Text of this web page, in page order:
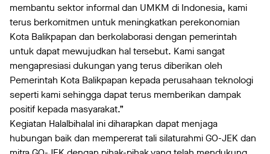
membantu sektor informal dan UMKM di Indonesia, kami
terus berkomitmen untuk meningkatkan perekonomian
Kota Balikpapan dan berkolaborasi dengan pemerintah
untuk dapat mewujudkan hal tersebut. Kami sangat
mengapresiasi dukungan yang terus diberikan oleh
Pemerintah Kota Balikpapan kepada perusahaan teknologi
seperti kami sehingga dapat terus memberikan dampak
positif kepada masyarakat.”
Kegiatan Halalbihalal ini diharapkan dapat menjaga
hubungan baik dan mempererat tali silaturahmi GO-JEK dan